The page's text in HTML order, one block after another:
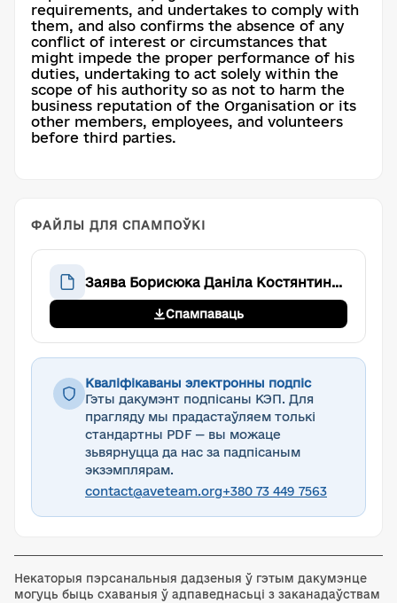
requirements, and undertakes to comply with
them, and also confirms the absence of any
conflict of interest or circumstances that
might impede the proper performance of his
duties, undertaking to act solely within the
scope of his authority so as not to harm the
business reputation of the Organisation or its
other members, employees, and volunteers
before third parties.
ФАЙЛЫ ДЛЯ СПАМПОЎКІ
Заява Борисюка Даніла Костянтиновича про ознайомлення з внутрішніми документами організації та відсутність конфлікту інтересів
Спампаваць
Кваліфікаваны электронны подпіс
Гэты дакумэнт подпісаны КЭП. Для
прагляду мы прадастаўляем толькі
стандартны PDF — вы можаце
зьвярнуцца да нас за падпісаным
экзэмплярам.
contact@aveteam.org+380 73 449 7563
Некаторыя пэрсанальныя дадзеныя ў гэтым дакумэнце
могуць быць схаваныя ў адпаведнасьці з заканадаўствам